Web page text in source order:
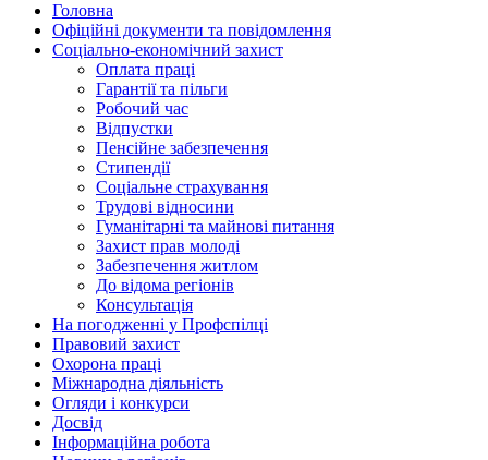
Головна
Офіційні документи та повідомлення
Соціально-економічний захист
Оплата праці
Гарантії та пільги
Робочий час
Відпустки
Пенсійне забезпечення
Стипендії
Соціальне страхування
Трудові відносини
Гуманітарні та майнові питання
Захист прав молоді
Забезпечення житлом
До відома регіонів
Консультація
На погодженні у Профспілці
Правовий захист
Охорона праці
Міжнародна діяльність
Огляди і конкурси
Досвід
Інформаційна робота